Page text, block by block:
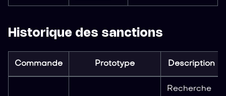
Historique des sanctions
Commande Prototype Description
Recherche